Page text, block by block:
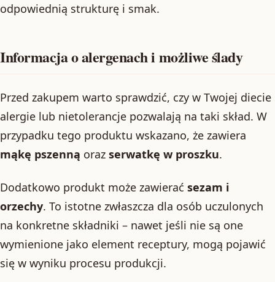
odpowiednią strukturę i smak.
Informacja o alergenach i możliwe ślady
Przed zakupem warto sprawdzić, czy w Twojej diecie
alergie lub nietolerancje pozwalają na taki skład. W
przypadku tego produktu wskazano, że zawiera
mąkę pszenną oraz serwatkę w proszku.
Dodatkowo produkt może zawierać sezam i
orzechy. To istotne zwłaszcza dla osób uczulonych
na konkretne składniki – nawet jeśli nie są one
wymienione jako element receptury, mogą pojawić
się w wyniku procesu produkcji.